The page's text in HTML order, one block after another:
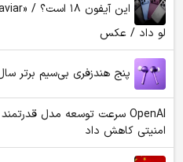
لو داد / عکس
پنج هندزفری بی‌سیم برتر سال
امنیتی کاهش داد